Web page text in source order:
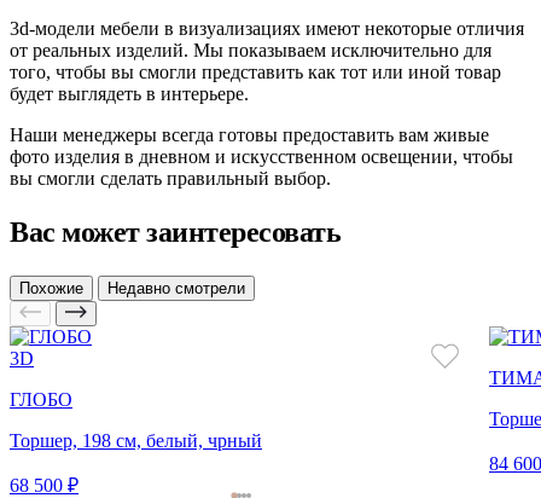
3d-модели мебели в визуализациях имеют некоторые отличия
от реальных изделий. Мы показываем исключительно для
того, чтобы вы смогли представить как тот или иной товар
будет выглядеть в интерьере.
Наши менеджеры всегда готовы предоставить вам живые
фото изделия в дневном и искусственном освещении, чтобы
вы смогли сделать правильный выбор.
Вас может заинтересовать
Похожие Недавно смотрели
3D
ГЛОБО
Торшер, 198 см, белый, чрный
68 500 ₽
84